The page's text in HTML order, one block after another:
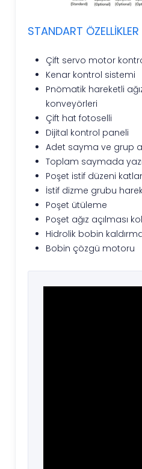
STANDART ÖZELLİKLER
Çift servo motor
Kenar kontrol sistemi
Pnömatik hareketli
konveyörleri
Çift hat fotoselli
Dijital kontrol paneli
Adet sayma ve grup
Toplam saymada
Poşet istif düzeni
İstif dizme grubu
Poşet ütüleme
Poşet ağız açılması
Hidrolik bobin
Bobin çözgü motoru